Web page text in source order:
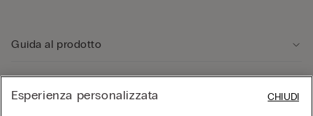
Guida al prodotto
Esperienza personalizzata CHIUDI